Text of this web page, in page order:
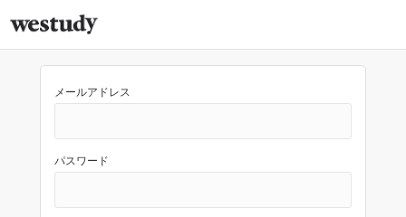
メールアドレス
パスワード